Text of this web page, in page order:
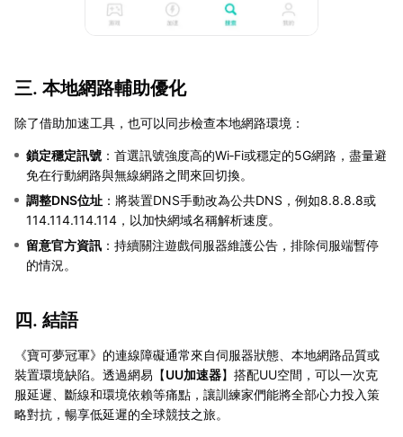
三. 本地網路輔助優化
除了借助加速工具，也可以同步檢查本地網路環境：
鎖定穩定訊號 ：首選訊號強度高的Wi‑Fi或穩定的5G網路，盡量避
免在行動網路與無線網路之間來回切換。
調整DNS位址 ：將裝置DNS手動改為公共DNS，例如8.8.8.8或
114.114.114.114，以加快網域名稱解析速度。
留意官方資訊 ：持續關注遊戲伺服器維護公告，排除伺服端暫停
的情況。
四. 結語
《寶可夢冠軍》的連線障礙通常來自伺服器狀態、本地網路品質或
裝置環境缺陷。透過網易【UU加速器】搭配UU空間，可以一次克
服延遲、斷線和環境依賴等痛點，讓訓練家們能將全部心力投入策
略對抗，暢享低延遲的全球競技之旅。